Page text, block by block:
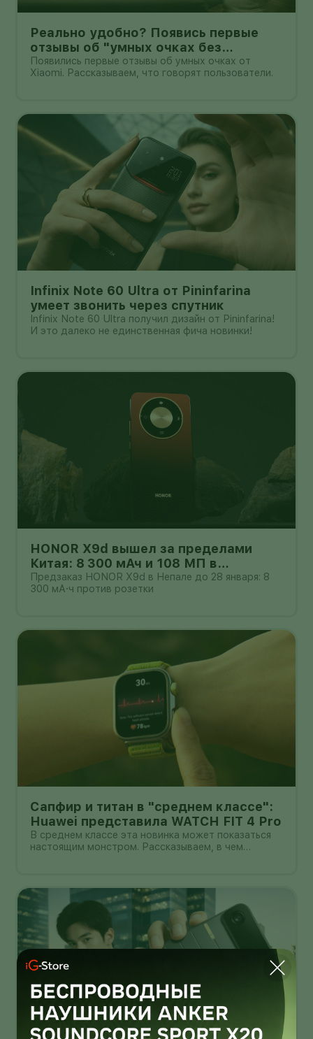
Реально удобно? Появись первые
отзывы об "умных очках без
дисплея" от Xioami
Появились первые отзывы об умных очках от
Xiaomi. Рассказываем, что говорят пользователи.
Infinix Note 60 Ultra от Pininfarina
умеет звонить через спутник
Infinix Note 60 Ultra получил дизайн от Pininfarina!
И это далеко не единственная фича новинки!
HONOR X9d вышел за пределами
Китая: 8 300 мАч и 108 МП в
бюджетном классе
Предзаказ HONOR X9d в Непале до 28 января: 8
300 мА·ч против розетки
Сапфир и титан в "среднем классе":
Huawei представила WATCH FIT 4 Pro
В среднем классе эта новинка может показаться
настоящим монстром. Рассказываем, в чем